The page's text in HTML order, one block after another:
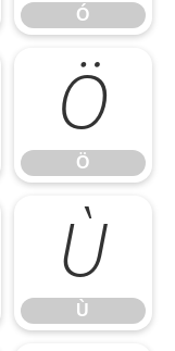
Ó
Ö
Ö
Ù
Ù